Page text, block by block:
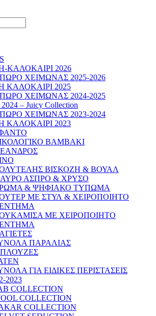
ΚΑΛΟΚΑΙΡΙ 2026
ΧΕΙΜΩΝΑΣ 2025-2026
ΚΑΛΟΚΑΙΡΙ 2025
ΧΕΙΜΩΝΑΣ 2024-2025
2024 – Juicy Collection
ΧΕΙΜΩΝΑΣ 2023-2024
ΚΑΛΟΚΑΙΡΙ 2023
ΒΑΜΒΑΚΙ
ΒΙΣΚΟΖΗ & ΒΟΥΑΛ
ΑΣΠΡΟ & ΧΡΥΣΟ
& ΨΗΦΙΑΚΟ ΤΥΠΩΜΑ
ΜΕ ΣΤΥΛ & ΧΕΙΡΟΠΟΙΗΤΟ
ΜΕ ΧΕΙΡΟΠΟΙΗΤΟ
ΠΑΡΑΛΙΑΣ
ΓΙΑ ΕΙΔΙΚΕΣ ΠΕΡΙΣΤΑΣΕΙΣ
2023
COLLECTION
COLLECTION
COLLECTION